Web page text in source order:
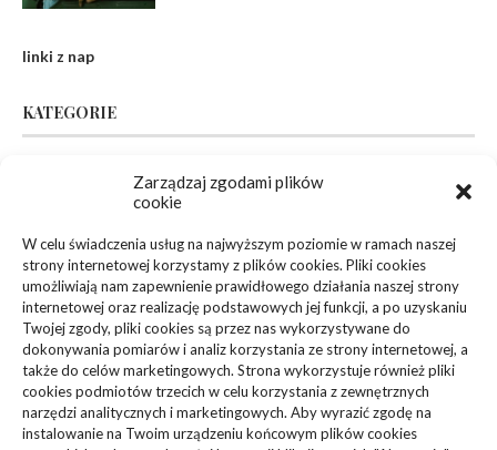
Zarządzaj zgodami plików
cookie
W celu świadczenia usług na najwyższym poziomie w ramach naszej
strony internetowej korzystamy z plików cookies. Pliki cookies
umożliwiają nam zapewnienie prawidłowego działania naszej strony
internetowej oraz realizację podstawowych jej funkcji, a po uzyskaniu
Twojej zgody, pliki cookies są przez nas wykorzystywane do
dokonywania pomiarów i analiz korzystania ze strony internetowej, a
także do celów marketingowych. Strona wykorzystuje również pliki
cookies podmiotów trzecich w celu korzystania z zewnętrznych
narzędzi analitycznych i marketingowych. Aby wyrazić zgodę na
instalowanie na Twoim urządzeniu końcowym plików cookies
linki z nap
KATEGORIE
(94)
Dom, Ogród
Zdrowie, Medycyna
Edukacja, Rozrywka (36)
Sport, Turystyka